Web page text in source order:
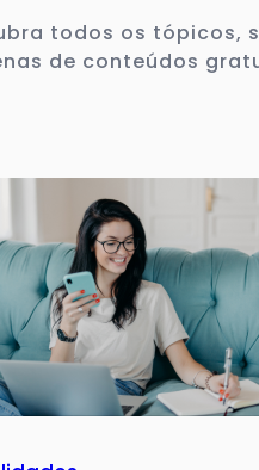
todos os tópicos,
de conteúdos